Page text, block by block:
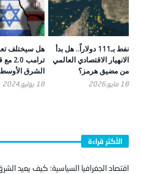
نفط بـ111 دولاراً.. هل بدأ
الانهيار الاقتصادي العالمي
من مضيق هرمز؟
18 مايو,2026
هل سيختلف
ترامب
الشرق الأوسط
18 يوليو,2024
الأكثر قراءة
اقتصاد الجغرافيا السياسية: كيف يعيد